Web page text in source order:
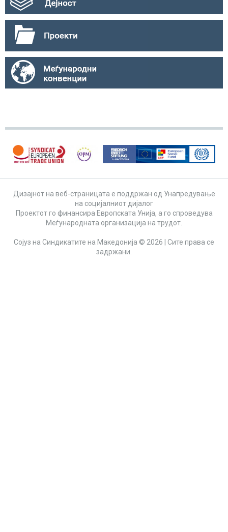
Дизајнот на веб-страницата е поддржан од Унапредување
на социјалниот дијалог
Проектот го финансира Европската Унија, а го спроведува
Меѓународната организација на трудот.
Сојуз на Синдикатите на Македонија © 2026 | Сите права се
задржани.